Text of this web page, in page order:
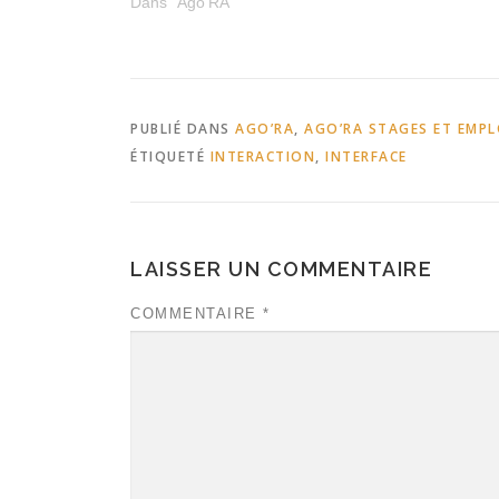
PUBLIÉ DANS AGO’RA, AGO’RA STAGES ET
ÉTIQUETÉ INTERACTION, INTERFACE
LAISSER UN COMMENTAIRE
COMMENTAIRE *